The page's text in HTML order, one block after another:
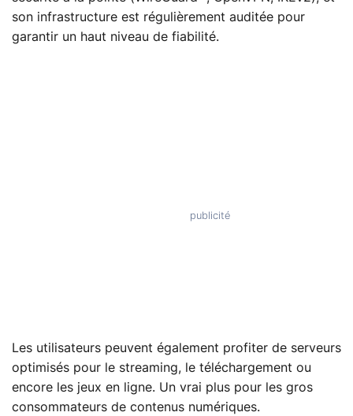
son infrastructure est régulièrement auditée pour
garantir un haut niveau de fiabilité.
Les utilisateurs peuvent également profiter de serveurs
optimisés pour le streaming, le téléchargement ou
encore les jeux en ligne. Un vrai plus pour les gros
consommateurs de contenus numériques.